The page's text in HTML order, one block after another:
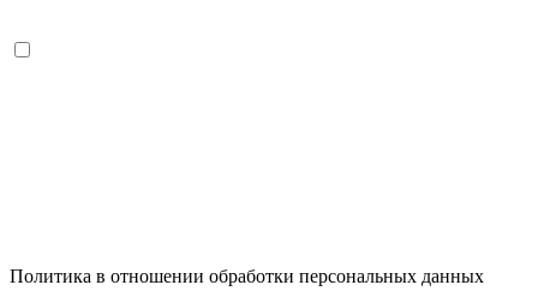
Политика в отношении обработки персональных данных